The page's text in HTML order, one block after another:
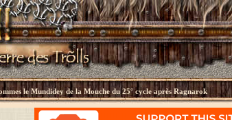
leMundidey de la Mouche du 25° cycle après Ragnarok